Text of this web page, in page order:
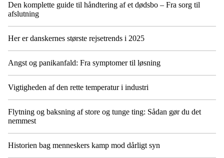
Den komplette guide til håndtering af et dødsbo – Fra sorg til
afslutning
Her er danskernes største rejsetrends i 2025
Angst og panikanfald: Fra symptomer til løsning
Vigtigheden af den rette temperatur i industri
Flytning og baksning af store og tunge ting: Sådan gør du det
nemmest
Historien bag menneskers kamp mod dårligt syn